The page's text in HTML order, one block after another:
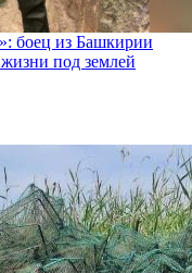
боец из Башкирии
под землей